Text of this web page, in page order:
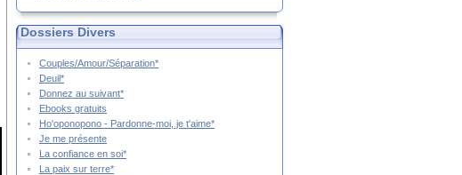
Dossiers Divers
Couples/Amour/Séparation*
Deuil*
Donnez au suivant*
Ebooks gratuits
Ho'oponopono - Pardonne-moi, je t'aime*
Je me présente
La confiance en soi*
La paix sur terre*